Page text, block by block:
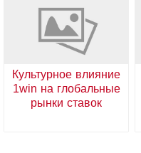
Культурное влияние
1win на глобальные
рынки ставок